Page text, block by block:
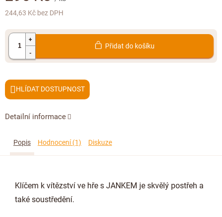
244,63 Kč bez DPH
cena:
Přidat do košíku
Detailní informace
HLÍDAT
Popis Hodnocení (1) Diskuze
Klíčem k vítězství ve hře s JANKEM je skvělý postřeh a
také soustředění.